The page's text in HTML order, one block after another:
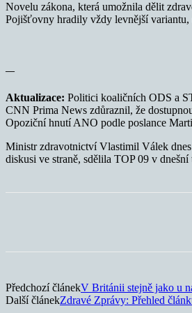
Novelu zákona, která umožnila dělit
Pojišťovny hradily vždy levnější variantu,
—
Aktualizace: Politici koaličních ODS a
CNN Prima News zdůraznil, že
Opoziční hnutí ANO podle poslance
Ministr zdravotnictví Vlastimil Válek
diskusi ve straně, sdělila TOP 09 v dnešní
Předchozí článekV Británii stejně jako u
Další článekZdravé Zprávy: Přehled